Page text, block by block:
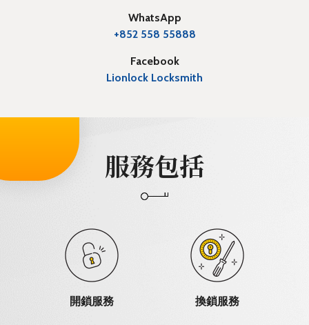
WhatsApp
+852 558 55888
Facebook
Lionlock Locksmith
服務包括
開鎖服務 換鎖服務